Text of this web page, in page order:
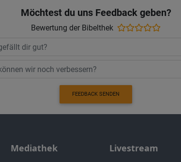
Möchtest du uns Feedback geben?
Bewertung der Bibelthek
FEEDBACK SENDEN
Mediathek Livestream